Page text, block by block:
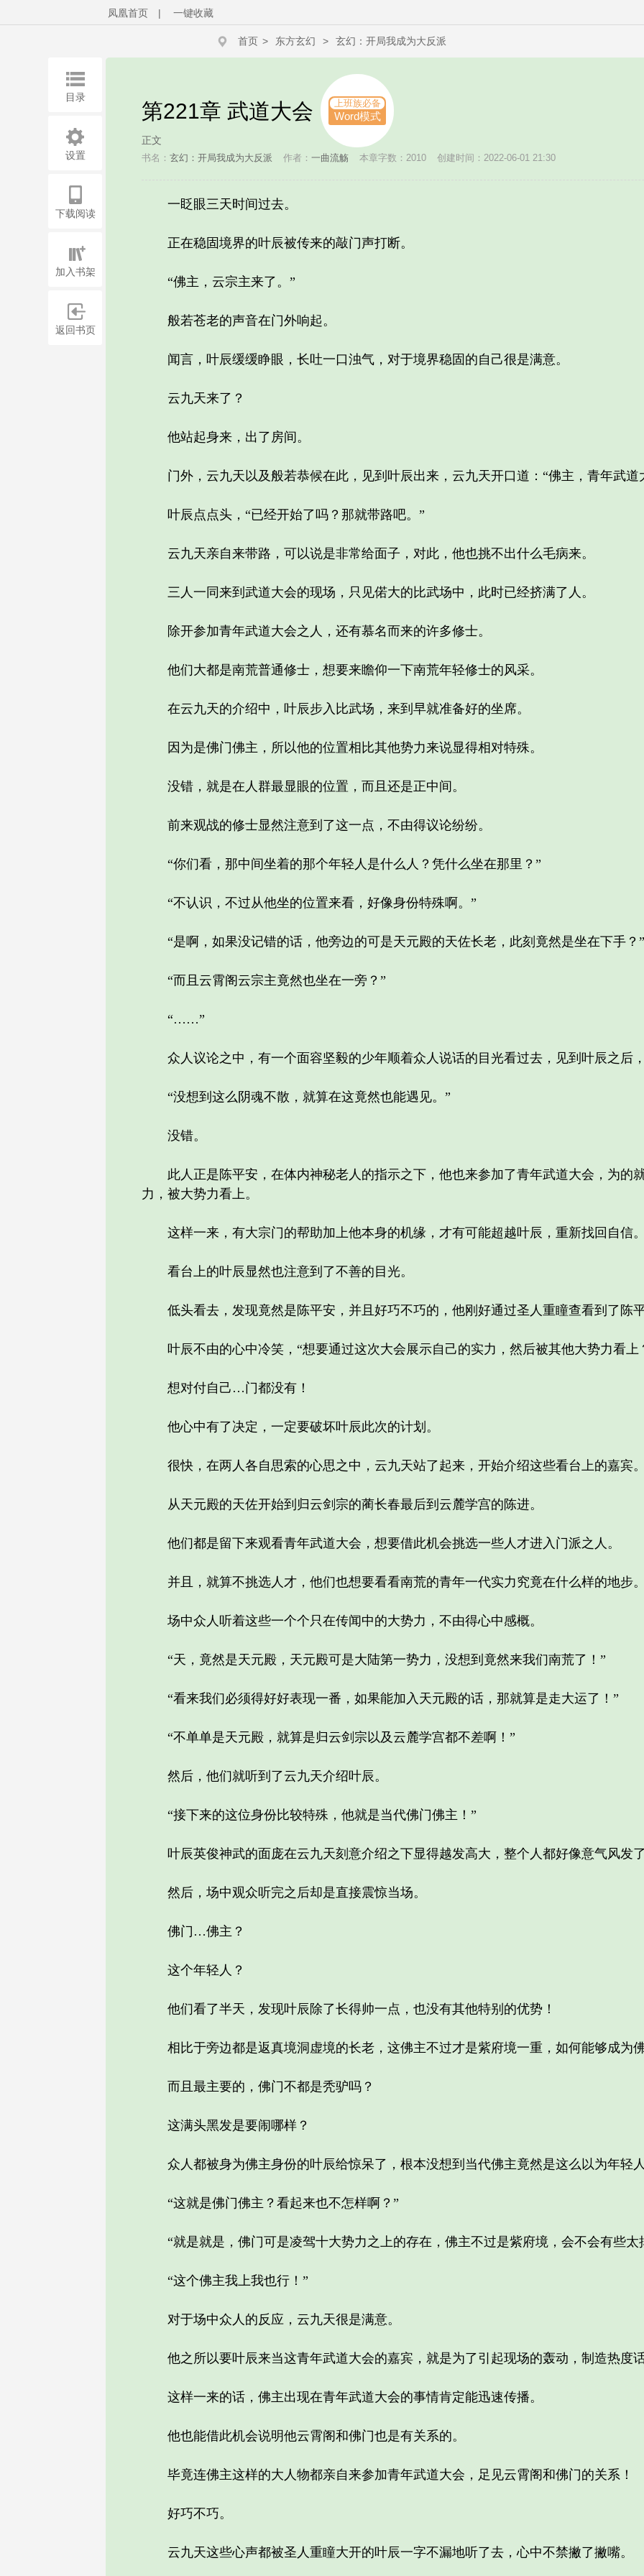
凤凰首页 | 一键收藏
首页 > 东方玄幻 > 玄幻：开局我成为大反派
第221章 武道大会 上班族必备
Word模式
正文
书名： 玄幻：开局我成为大反派 作者： 一曲流觞 本章字数：2010 创建时间：2022-06-01 21:30
一眨眼三天时间过去。
正在稳固境界的叶辰被传来的敲门声打断。
“佛主，云宗主来了。”
般若苍老的声音在门外响起。
闻言，叶辰缓缓睁眼，长吐一口浊气，对于境界稳固的自己很是满意。
云九天来了？
他站起身来，出了房间。
门外，云九天以及般若恭候在此，见到叶辰出来，云九天开口道：“佛主，青年武道
叶辰点点头，“已经开始了吗？那就带路吧。”
云九天亲自来带路，可以说是非常给面子，对此，他也挑不出什么毛病来。
三人一同来到武道大会的现场，只见偌大的比武场中，此时已经挤满了人。
除开参加青年武道大会之人，还有慕名而来的许多修士。
他们大都是南荒普通修士，想要来瞻仰一下南荒年轻修士的风采。
在云九天的介绍中，叶辰步入比武场，来到早就准备好的坐席。
因为是佛门佛主，所以他的位置相比其他势力来说显得相对特殊。
没错，就是在人群最显眼的位置，而且还是正中间。
前来观战的修士显然注意到了这一点，不由得议论纷纷。
“你们看，那中间坐着的那个年轻人是什么人？凭什么坐在那里？”
“不认识，不过从他坐的位置来看，好像身份特殊啊。”
“是啊，如果没记错的话，他旁边的可是天元殿的天佐长老，此刻竟然是坐在下手？”
“而且云霄阁云宗主竟然也坐在一旁？”
“……”
众人议论之中，有一个面容坚毅的少年顺着众人说话的目光看过去，见到叶辰之后
“没想到这么阴魂不散，就算在这竟然也能遇见。”
没错。
此人正是陈平安，在体内神秘老人的指示之下，他也来参加了青年武道大会，为的
力，被大势力看上。
这样一来，有大宗门的帮助加上他本身的机缘，才有可能超越叶辰，重新找回自信
看台上的叶辰显然也注意到了不善的目光。
低头看去，发现竟然是陈平安，并且好巧不巧的，他刚好通过圣人重瞳查看到了陈
叶辰不由的心中冷笑，“想要通过这次大会展示自己的实力，然后被其他大势力看上
想对付自己…门都没有！
他心中有了决定，一定要破坏叶辰此次的计划。
很快，在两人各自思索的心思之中，云九天站了起来，开始介绍这些看台上的嘉宾
从天元殿的天佐开始到归云剑宗的蔺长春最后到云麓学宫的陈进。
他们都是留下来观看青年武道大会，想要借此机会挑选一些人才进入门派之人。
并且，就算不挑选人才，他们也想要看看南荒的青年一代实力究竟在什么样的地步
场中众人听着这些一个个只在传闻中的大势力，不由得心中感概。
“天，竟然是天元殿，天元殿可是大陆第一势力，没想到竟然来我们南荒了！”
“看来我们必须得好好表现一番，如果能加入天元殿的话，那就算是走大运了！”
“不单单是天元殿，就算是归云剑宗以及云麓学宫都不差啊！”
然后，他们就听到了云九天介绍叶辰。
“接下来的这位身份比较特殊，他就是当代佛门佛主！”
叶辰英俊神武的面庞在云九天刻意介绍之下显得越发高大，整个人都好像意气风发
然后，场中观众听完之后却是直接震惊当场。
佛门…佛主？
这个年轻人？
他们看了半天，发现叶辰除了长得帅一点，也没有其他特别的优势！
相比于旁边都是返真境洞虚境的长老，这佛主不过才是紫府境一重，如何能够成为
而且最主要的，佛门不都是秃驴吗？
这满头黑发是要闹哪样？
众人都被身为佛主身份的叶辰给惊呆了，根本没想到当代佛主竟然是这么以为年轻
“这就是佛门佛主？看起来也不怎样啊？”
“就是就是，佛门可是凌驾十大势力之上的存在，佛主不过是紫府境，会不会有些太
“这个佛主我上我也行！”
对于场中众人的反应，云九天很是满意。
他之所以要叶辰来当这青年武道大会的嘉宾，就是为了引起现场的轰动，制造热度
这样一来的话，佛主出现在青年武道大会的事情肯定能迅速传播。
他也能借此机会说明他云霄阁和佛门也是有关系的。
毕竟连佛主这样的大人物都亲自来参加青年武道大会，足见云霄阁和佛门的关系！
好巧不巧。
云九天这些心声都被圣人重瞳大开的叶辰一字不漏地听了去，心中不禁撇了撇嘴。
目录
设置
下载阅读
加入书架
返回书页